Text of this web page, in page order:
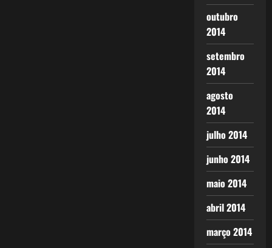
outubro
2014
setembro
2014
agosto
2014
julho 2014
junho 2014
maio 2014
abril 2014
março 2014